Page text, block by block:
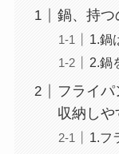
鍋、持つ
1.鍋
2.鍋
フライパ
収納し
1.フ